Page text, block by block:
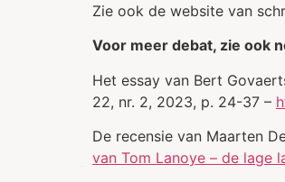
Zie ook de website van
Voor meer debat, zie ook
Het essay van Bert
22, nr. 2, 2023, p. 24-37 –
De recensie van Maarten
van Tom Lanoye – de lage